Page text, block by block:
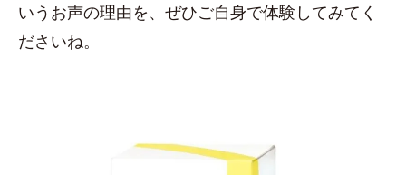
いうお声の理由を、ぜひご自身で体験してみてく
ださいね。